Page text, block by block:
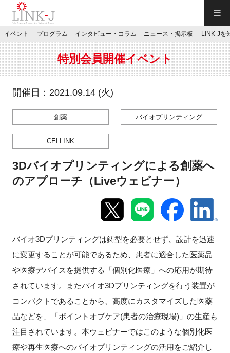
JP／EN
特別会員専用メニュー
お問い合わせ
イベント
プログラム
インタビュー・コラム
イベント プログラム インタビュー・コラム ニュース・掲示板 LINK-Jを
特別会員開催イベント
開催日：2021.09.14 (火)
創薬 バイオプリンティング
CELLINK
3Dバイオプリンティングによる創薬へ
のアプローチ（Liveウェビナー）
バイオ3Dプリンティングは鋳型を必要とせず、設計を迅速
に変更することが可能であるため、患者に適合した医薬品
や医療デバイスを提供する「個別化医療」への応用が期待
されています。またバイオ3Dプリンティングを行う装置が
コンパクトであることから、高度にカスタマイズした医薬
品などを、「ポイントオブケア(患者の治療現場)」の生産も
注目されています。本ウェビナーではこのような個別化医
療や再生医療へのバイオプリンティングの活用をご紹介し